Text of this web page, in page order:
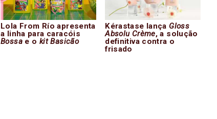
Lola From Río apresenta
a linha para caracóis
Bossae o kit Basicão
Kérastase lança Gloss
Absolu Crème, a solução
definitiva contra o
frisado